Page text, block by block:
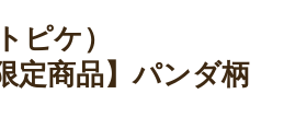
ピケ）
定商品】パンダ柄